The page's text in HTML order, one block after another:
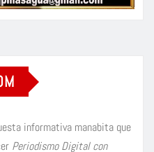
informativa manabita que
Periodismo Digital con